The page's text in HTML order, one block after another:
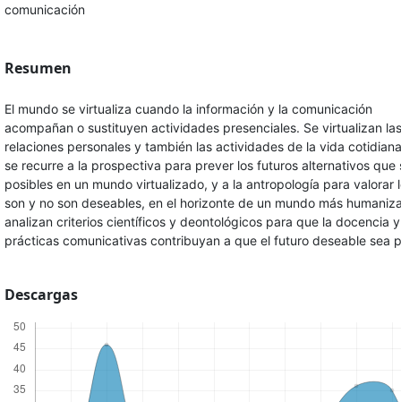
comunicación
Resumen
El mundo se virtualiza cuando la información y la comunicación
acompañan o sustituyen actividades presenciales. Se virtualizan las
relaciones personales y también las actividades de la vida
se recurre a la prospectiva para prever los futuros alternativos que
posibles en un mundo virtualizado, y a la antropología para valorar
son y no son deseables, en el horizonte de un mundo más
analizan criterios científicos y deontológicos para que la docencia
prácticas comunicativas contribuyan a que el futuro deseable sea
Descargas